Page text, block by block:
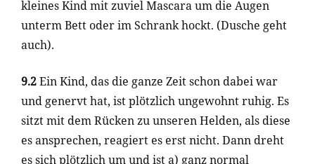
kleines Kind mit zuviel Mascara um die Augen
unterm Bett oder im Schrank hockt. (Dusche geht
auch).
9.2Ein Kind, das die ganze Zeit schon dabei war
und genervt hat, ist plötzlich ungewohnt ruhig. Es
sitzt mit dem Rücken zu unseren Helden, als diese
es ansprechen, reagiert es erst nicht. Dann dreht
es sich plötzlich um und ist a) ganz normal